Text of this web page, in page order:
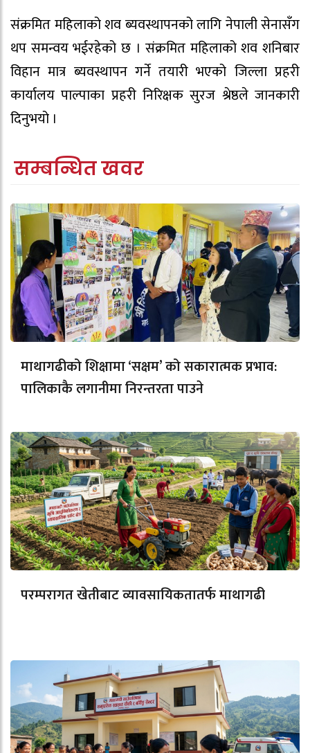
संक्रमित महिलाको शव ब्यवस्थापनको लागि नेपाली सेनासँग
थप समन्वय भईरहेको छ । संक्रमित महिलाको शव शनिबार
विहान मात्र ब्यवस्थापन गर्ने तयारी भएको जिल्ला प्रहरी
कार्यालय पाल्पाका प्रहरी निरिक्षक सुरज श्रेष्ठले जानकारी
दिनुभयो ।
सम्बन्धित खवर
माथागढीको शिक्षामा ‘सक्षम’ को सकारात्मक प्रभाव:
पालिकाकै लगानीमा निरन्तरता पाउने
परम्परागत खेतीबाट व्यावसायिकतातर्फ माथागढी